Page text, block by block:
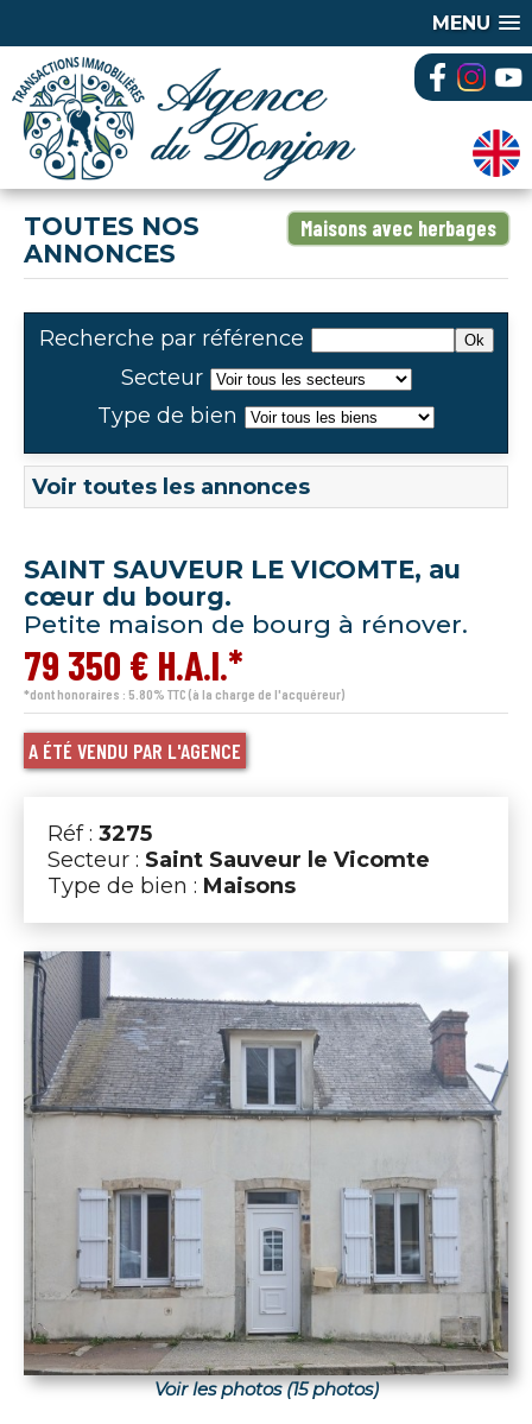
MENU
Maisons avec herbages
TOUTES NOS
ANNONCES
Recherche par référence
Secteur
Type de bien
Voir toutes les annonces
SAINT SAUVEUR LE VICOMTE, au
cœur du bourg.
Petite maison de bourg à rénover.
79 350 € H.A.I.*
*dont honoraires : 5.80% TTC (à la charge de l'acquéreur)
A ÉTÉ VENDU PAR L'AGENCE
Réf : 3275
Secteur : Saint Sauveur le Vicomte
Type de bien : Maisons
Voir les photos (15 photos)